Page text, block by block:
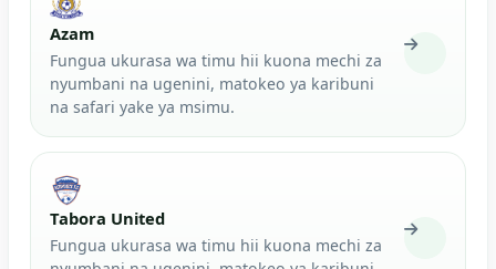
Azam
Fungua ukurasa wa timu hii kuona mechi za
nyumbani na ugenini, matokeo ya karibuni
na safari yake ya msimu.
Tabora United
Fungua ukurasa wa timu hii kuona mechi za